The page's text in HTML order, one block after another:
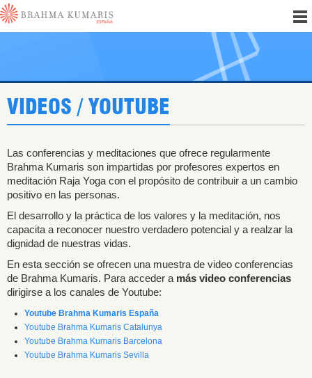
VIDEOS / YOUTUBE
Las conferencias y meditaciones que ofrece regularmente
Brahma Kumaris son impartidas por profesores expertos en
meditación Raja Yoga con el propósito de contribuir a un cambio
positivo en las personas.
El desarrollo y la práctica de los valores y la meditación, nos
capacita a reconocer nuestro verdadero potencial y a realzar la
dignidad de nuestras vidas.
En esta sección se ofrecen una muestra de video conferencias
de Brahma Kumaris. Para acceder a más video conferencias
dirigirse a los canales de Youtube:
Youtube Brahma Kumaris España
Youtube Brahma Kumaris Catalunya
Youtube Brahma Kumaris Barcelona
Youtube Brahma Kumaris Sevilla